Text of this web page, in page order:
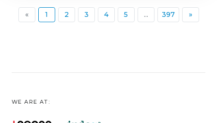
« 1 (current)
2 3 4 5 ... 397 »
WE ARE AT: